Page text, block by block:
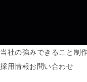
当社の強みできること制
採用情報お問い合わせ